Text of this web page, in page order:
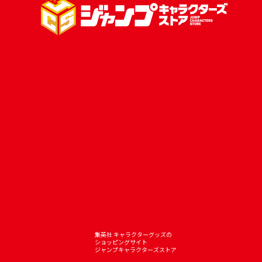
集英社 キャラクターグッズの
ショッピングサイト
ジャンプキャラクターズストア